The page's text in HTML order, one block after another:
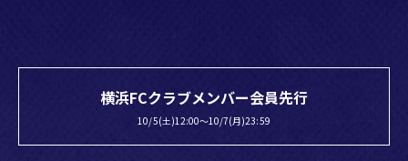
横浜FCクラブメンバー会員先行
10/5(土)12:00～10/7(月)23:59